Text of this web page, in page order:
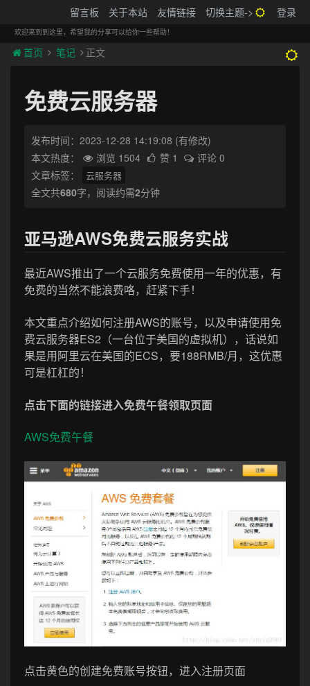
留言板 关于本站 友情链接 切换主题-> 登录
欢迎来到到这里，希望我的分享可以给你一些帮助！
首页 笔记 正文
免费云服务器
发布时间：2023-12-28 14:19:08 (有修改)
本文热度：
浏览 1504 赞 1
评论 0
文章标签：
云服务器
全文共680字，阅读约需2分钟
亚马逊AWS免费云服务实战
最近AWS推出了一个云服务免费使用一年的优惠，有
免费的当然不能浪费咯，赶紧下手！
本文重点介绍如何注册AWS的账号，以及申请使用免
费云服务器ES2（一台位于美国的虚拟机），话说如
果是用阿里云在美国的ECS，要188RMB/月，这优惠
可是杠杠的！
点击下面的链接进入免费午餐领取页面
AWS免费午餐
点击黄色的创建免费账号按钮，进入注册页面